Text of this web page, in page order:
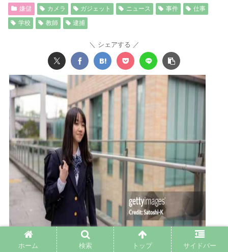
嫌儲 カメラ ガジェット ニュース 事件
仕事
学校
教師 逮捕
シェアする
ホーム 検索 トップ サイドバー